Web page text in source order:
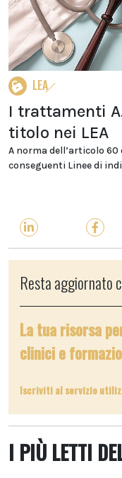
LEA
I trattamenti
titolo nei LEA
A norma dell’articolo 60
conseguenti Linee di
Resta aggiornato
La tua risorsa
clinici e
Iscriviti al servizio
I PIÙ LETTI